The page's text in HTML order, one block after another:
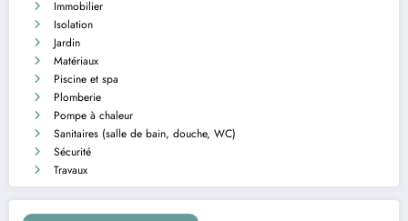
Immobilier
Isolation
Jardin
Matériaux
Piscine et spa
Plomberie
Pompe à chaleur
Sanitaires (salle de bain, douche, WC)
Sécurité
Travaux